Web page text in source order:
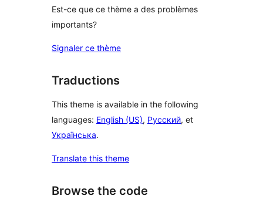
Est-ce que ce thème a des problèmes
importants?
Signaler ce thème
Traductions
This theme is available in the following
languages: English (US), Русский, et
Українська.
Translate this theme
Browse the code